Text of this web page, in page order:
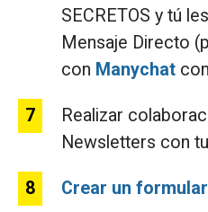
SECRETOS y tú
Mensaje Directo
con Manychat
Realizar
Newsletters con
Crear un